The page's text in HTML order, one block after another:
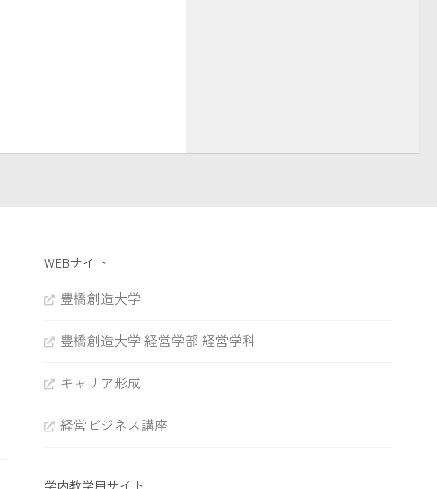
WEBサイト
豊橋創造大学
豊橋創造大学 経営学部 経営学科
キャリア形成
経営ビジネス講座
学内教学用サイト